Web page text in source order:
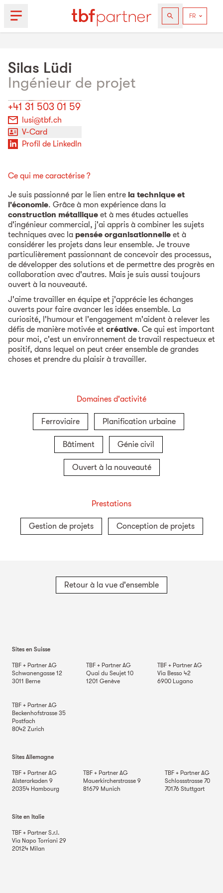
Silas Lüdi
Ingénieur de projet
+41 31 503 01 59
lusi@tbf.ch
V-Card
Profil de LinkedIn
Ce qui me caractérise ?
Je suis passionné par le lien entre la technique et
l'économie. Grâce à mon expérience dans la
construction métallique et à mes études actuelles
d'ingénieur commercial, j'ai appris à combiner les sujets
techniques avec la pensée organisationnelle et à
considérer les projets dans leur ensemble. Je trouve
particulièrement passionnant de concevoir des processus,
de développer des solutions et de permettre des progrès en
collaboration avec d'autres. Mais je suis aussi toujours
ouvert à la nouveauté.
J'aime travailler en équipe et j'apprécie les échanges
ouverts pour faire avancer les idées ensemble. La
curiosité, l'humour et l'engagement m'aident à relever les
défis de manière motivée et créative. Ce qui est important
pour moi, c'est un environnement de travail respectueux et
positif, dans lequel on peut créer ensemble de grandes
choses et prendre du plaisir à travailler.
Domaines d'activité
Ferroviaire Planification urbaine
Bâtiment Génie civil
Ouvert à la nouveauté
Prestations
Gestion de projets Conception de projets
Retour à la vue d'ensemble
Sites en Suisse
TBF + Partner AG
Schwanengasse 12
3011 Berne
TBF + Partner AG
Quai du Seujet 10
1201 Genève
TBF + Partner AG
Via Besso 42
6900 Lugano
TBF + Partner AG
Beckenhofstrasse 35
Postfach
8042 Zurich
Sites Allemagne
TBF + Partner AG
Alsterarkaden 9
20354 Hambourg
TBF + Partner AG
Mauerkircherstrasse 9
81679 Munich
TBF + Partner AG
Schlossstrasse 70
70176 Stuttgart
Site en Italie
TBF + Partner S.r.l.
Via Napo Torriani 29
20124 Milan